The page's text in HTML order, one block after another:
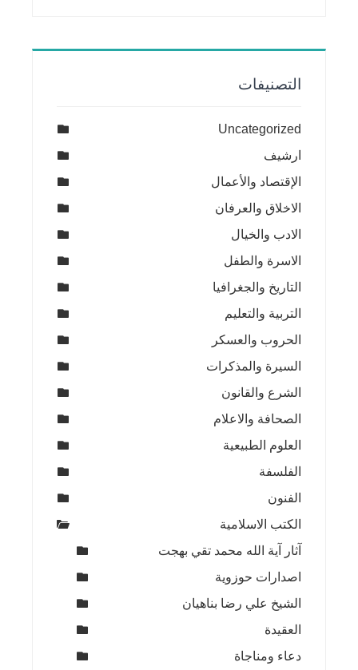
التصنيفات
Uncategorized
ارشيف
الإقتصاد والأعمال
الاخلاق والعرفان
الادب والخيال
الاسرة والطفل
التاريخ والجغرافيا
التربية والتعليم
الحروب والعسكر
السيرة والمذكرات
الشرع والقانون
الصحافة والاعلام
العلوم الطبيعية
الفلسفة
الفنون
الكتب الاسلامية
آثار آية الله محمد تقي بهجت
اصدارات حوزوية
الشيخ علي رضا بناهيان
العقيدة
دعاء ومناجاة